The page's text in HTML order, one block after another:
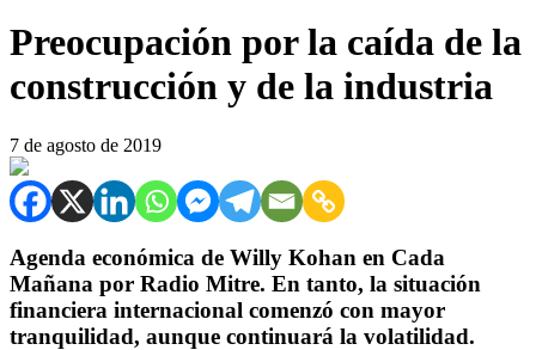
Preocupación por la caída de la
construcción y de la industria
7 de agosto de 2019
Agenda económica de Willy Kohan en Cada
Mañana por Radio Mitre. En tanto, la situación
financiera internacional comenzó con mayor
tranquilidad, aunque continuará la volatilidad.